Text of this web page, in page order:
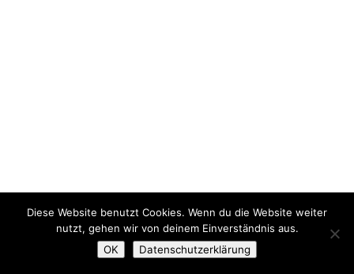
Diese Website benutzt Cookies. Wenn du die Website weiter
nutzt, gehen wir von deinem Einverständnis aus.
OK
Datenschutzerklärung